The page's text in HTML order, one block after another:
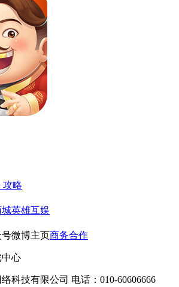
攻略
城英雄互娱
号微博主页商务合作
心
科技有限公司 电话：010-60606666